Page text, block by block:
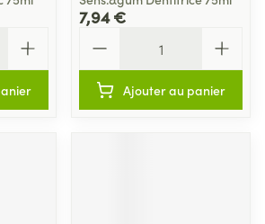
7,94 €
Ajouter au panier